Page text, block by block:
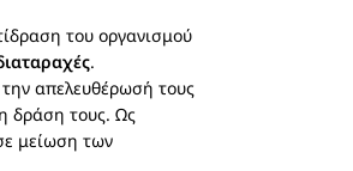
του οργανισμού
.
απελευθέρωσή τους
δράση τους. Ως
μείωση των